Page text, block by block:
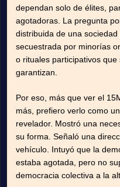
dependan solo de élites,
agotadoras. La pregunta
distribuida de una
secuestrada por minorías
o rituales participativos
garantizan.
Por eso, más que ver el
más, prefiero verlo como
revelador. Mostró una
su forma. Señaló una
vehículo. Intuyó que la
estaba agotada, pero no
democracia colectiva a la